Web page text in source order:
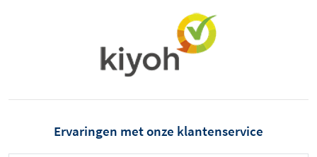
Ervaringen met onze klantenservice